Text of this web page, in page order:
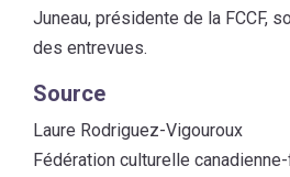
Juneau, présidente de la FCCF,
des entrevues.
Source
Laure Rodriguez-Vigouroux
Fédération culturelle